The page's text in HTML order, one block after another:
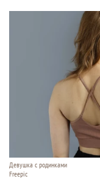
Девушка с родинками
Freepic